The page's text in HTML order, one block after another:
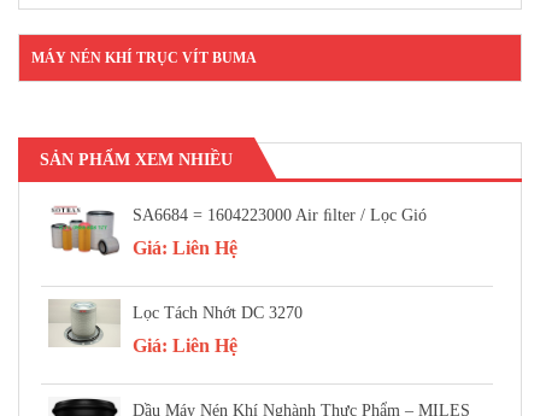
MÁY NÉN KHÍ TRỤC VÍT BUMA
SẢN PHẨM XEM NHIỀU
SA6684 = 1604223000 Air FIlter / Lọc Gió
Giá: Liên Hệ
Lọc Tách Nhớt DC 3270
Giá: Liên Hệ
Dầu Máy Nén Khí Nghành Thực Phẩm – MILES